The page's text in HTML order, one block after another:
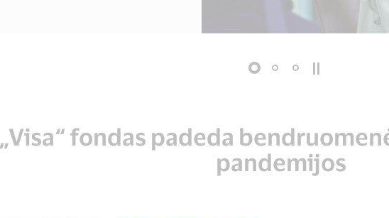
„Visa“ fondas padeda
pandemijos